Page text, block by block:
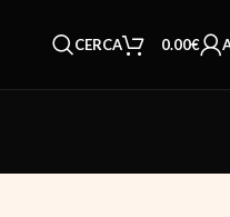
CERCA 0.00€